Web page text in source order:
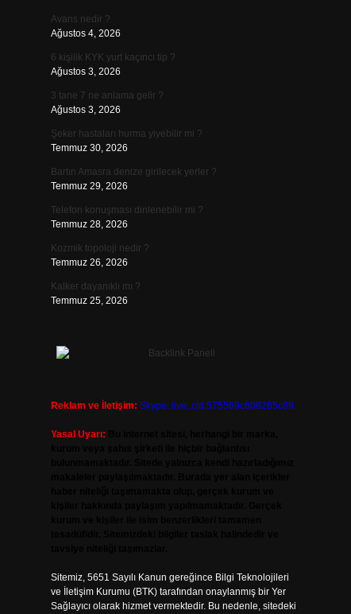
Avans nedir ?
Ağustos 4, 2026
6 kişilik KYK yurt kaçıncı tip ?
Ağustos 3, 2026
3 tane 7 ne anlama gelir ?
Ağustos 3, 2026
Şeker hastaları hurma yiyebilir mi ?
Temmuz 30, 2026
Bartın Amasra denize girilecek yerler ?
Temmuz 29, 2026
Telefon konuşması dinlenebilir mi ?
Temmuz 28, 2026
Kozmik topoloji nedir ?
Temmuz 26, 2026
Kalker dayanıklı mı ?
Temmuz 25, 2026
Reklam ve İletişim: Skype: live:.cid.575569c608265c69
Yasal Uyarı:
Sitemiz, 5651 Sayılı Kanun gereğince Bilgi Teknolojileri
ve İletişim Kurumu (BTK) tarafından onaylanmış bir Yer
Sağlayıcı olarak hizmet vermektedir. Bu nedenle, sitedeki